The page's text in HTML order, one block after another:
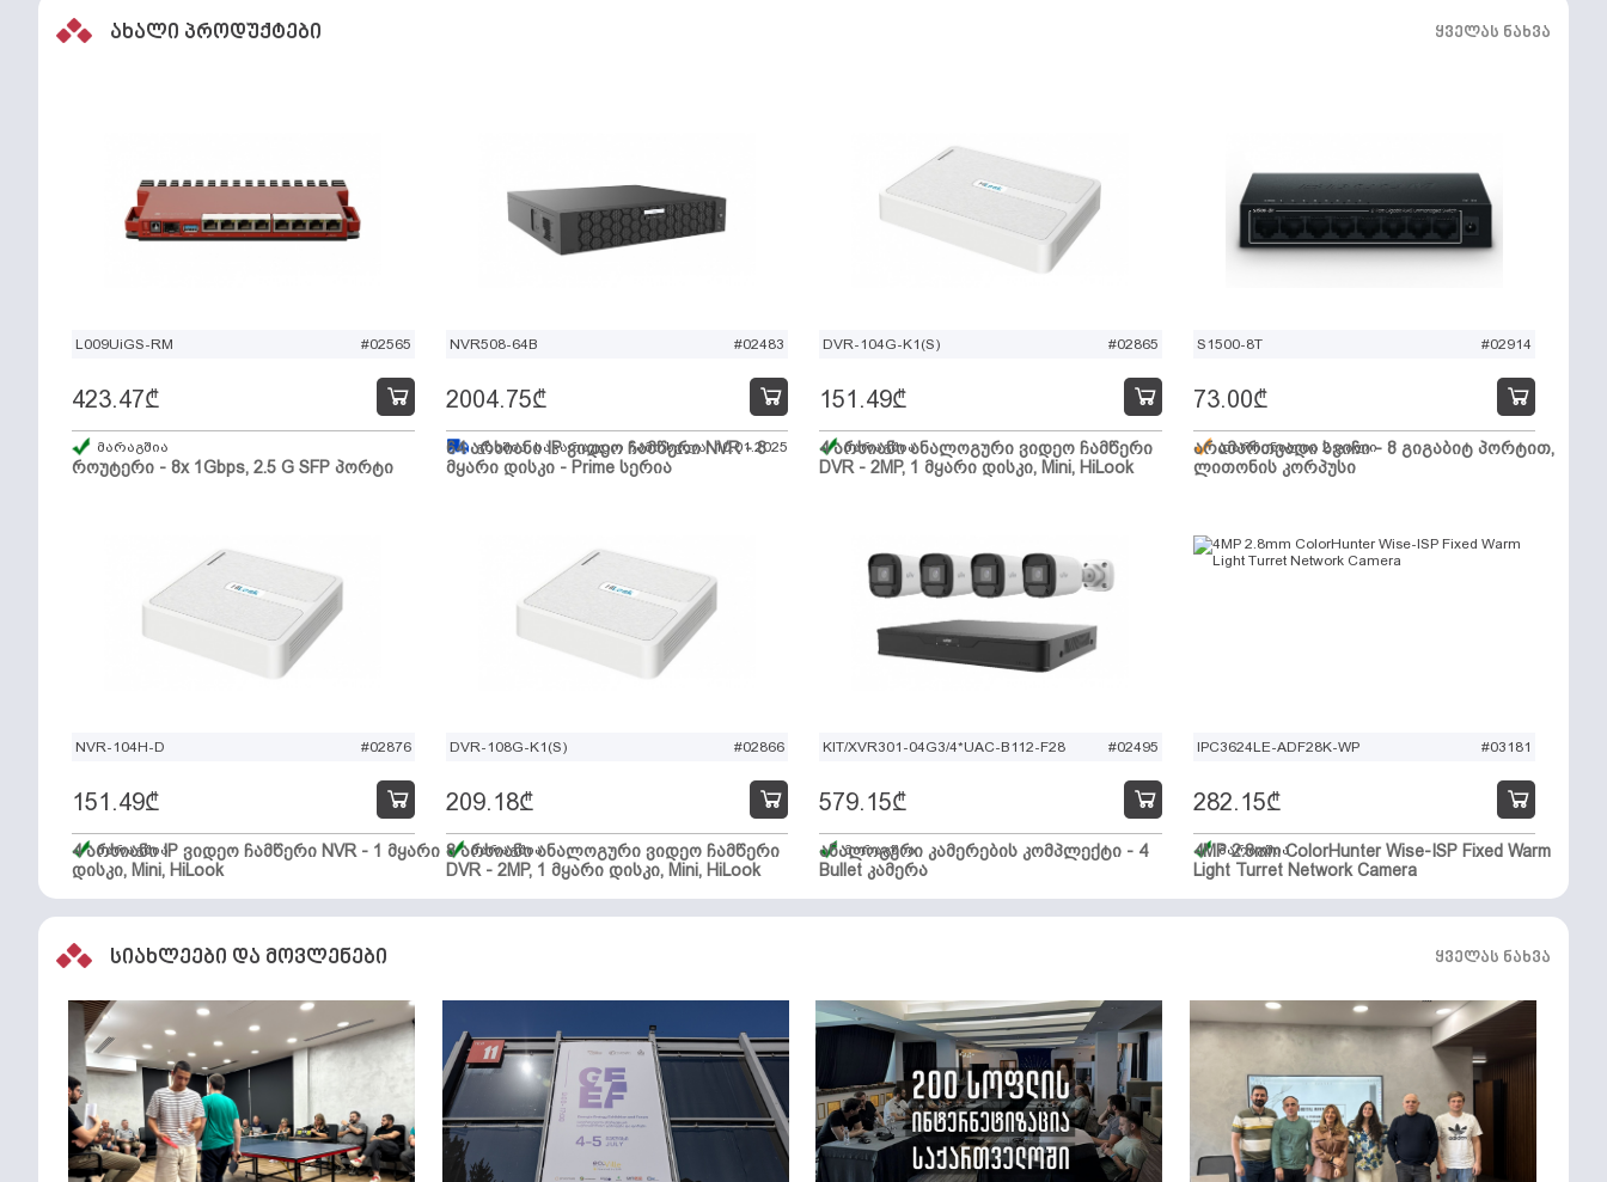
ახალი პროდუქტები ყველას ნახვა
L009UiGS-RM #02565
როუტერი - 8x 1Gbps, 2.5 G SFP პორტი
423.47₾
მარაგშია
NVR508-64B #02483
64 არხიანი IP ვიდეო ჩამწერი NVR - 8
მყარი დისკი - Prime სერია
2004.75₾
გზაშია, სავარაუდო ჩამოსვლა: 10.01.2025
DVR-104G-K1(S) #02865
4 არხიანი ანალოგური ვიდეო ჩამწერი
DVR - 2MP, 1 მყარი დისკი, Mini, HiLook
151.49₾
მარაგშია
S1500-8T #02914
არამართვადი სვიჩი - 8 გიგაბიტ პორტით,
ლითონის კორპუსი
73.00₾
დარჩენილია 2 ცალი
NVR-104H-D #02876
4 არხიანი IP ვიდეო ჩამწერი NVR - 1 მყარი
დისკი, Mini, HiLook
151.49₾
მარაგშია
DVR-108G-K1(S) #02866
8 არხიანი ანალოგური ვიდეო ჩამწერი
DVR - 2MP, 1 მყარი დისკი, Mini, HiLook
209.18₾
მარაგშია
KIT/XVR301-04G3/4*UAC-B112-F28 #02495
ანალოგური კამერების კომპლექტი - 4
Bullet კამერა
579.15₾
მარაგშია
IPC3624LE-ADF28K-WP #03181
4MP 2.8mm ColorHunter Wise-ISP Fixed Warm
Light Turret Network Camera
282.15₾
მარაგშია
სიახლეები და მოვლენები ყველას ნახვა